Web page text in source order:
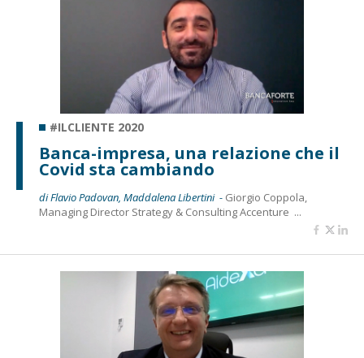
#ILCLIENTE 2020
Banca-impresa, una relazione che il
Covid sta cambiando
di Flavio Padovan, Maddalena Libertini - Giorgio Coppola,
Managing Director Strategy & Consulting Accenture ...